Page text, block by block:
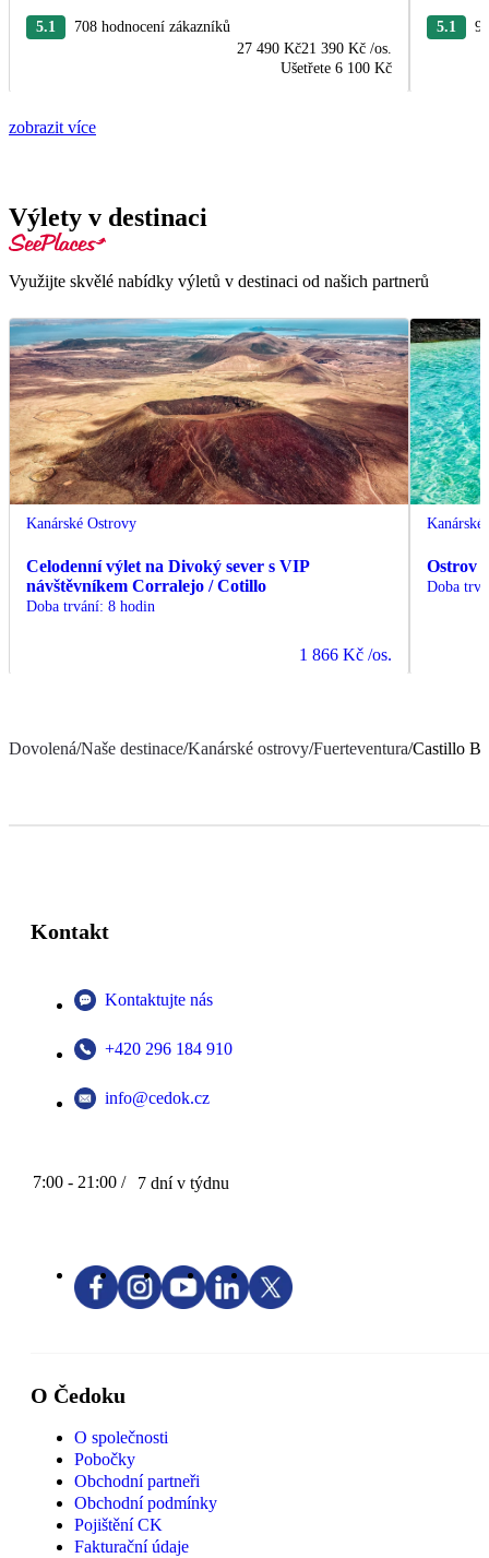
5.1
708 hodnocení zákazníků
27 490 Kč21 390 Kč /os.
Ušetřete 6 100 Kč
5.1
zobrazit více
Výlety v destinaci
Využijte skvělé nabídky výletů v destinaci od našich partnerů
Kanárské Ostrovy
Celodenní výlet na Divoký sever s VIP
návštěvníkem Corralejo / Cotillo
Doba trvání: 8 hodin
1 866 Kč /os.
Ostrov
Doba
Dovolená/Naše destinace/Kanárské ostrovy/Fuerteventura/Castillo
Kontakt
Kontaktujte nás
+420 296 184 910
info@cedok.cz
7:00 - 21:00 / 7 dní v týdnu
O Čedoku
O společnosti
Pobočky
Obchodní partneři
Obchodní podmínky
Pojištění CK
Fakturační údaje